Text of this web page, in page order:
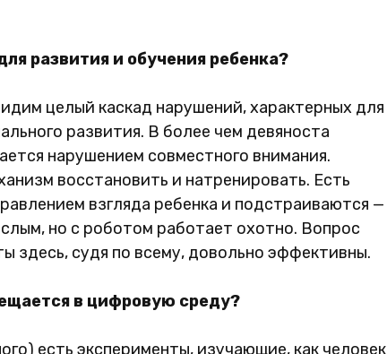
развития и обучения ребенка?
целый каскад нарушений, характерных для
развития. В более чем девяноста
нарушением совместного внимания.
восстановить и натренировать. Есть
взгляда ребенка и подстраиваются —
но с роботом работает охотно. Вопрос
здесь, судя по всему, довольно эффективны.
в цифровую среду?
есть эксперименты, изучающие, как человек